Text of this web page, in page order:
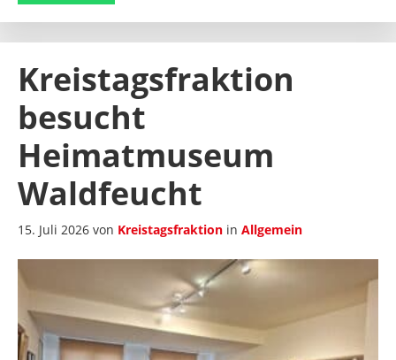
Kreistagsfraktion
besucht
Heimatmuseum
Waldfeucht
15. Juli 2026 von Kreistagsfraktion in Allgemein